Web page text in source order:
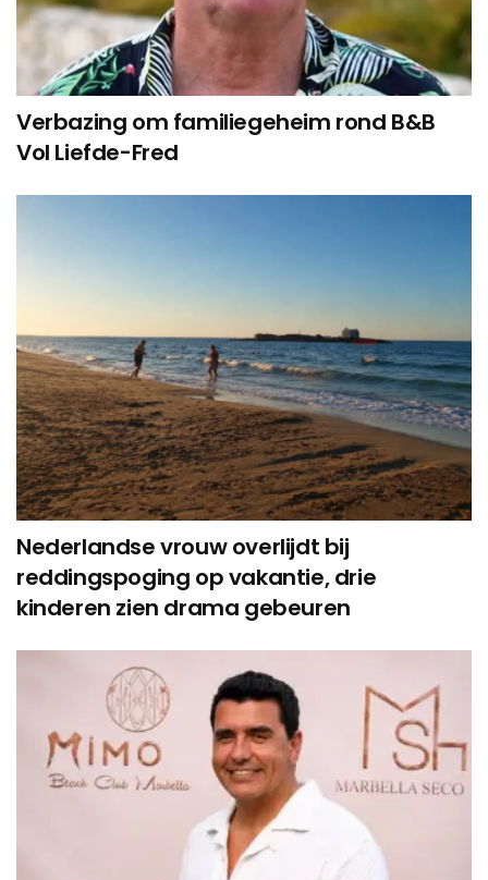
Verbazing om familiegeheim rond B&B
Vol Liefde-Fred
Nederlandse vrouw overlijdt bij
reddingspoging op vakantie, drie
kinderen zien drama gebeuren